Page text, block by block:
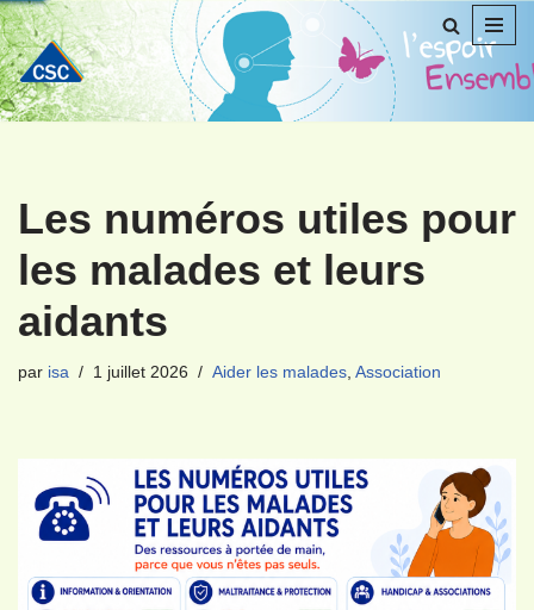
Aller
au
contenu
Les numéros utiles pour
les malades et leurs
aidants
par isa 1 juillet 2026 Aider les malades, Association